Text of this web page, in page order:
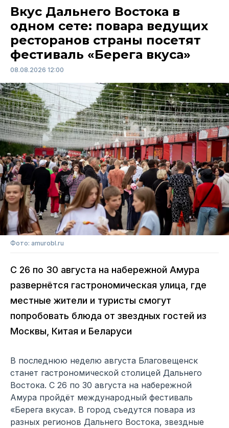
Вкус Дальнего Востока в
одном сете: повара ведущих
ресторанов страны посетят
фестиваль «Берега вкуса»
08.08.2026 12:00
Фото: amurobl.ru
С 26 по 30 августа на набережной Амура
развернётся гастрономическая улица, где
местные жители и туристы смогут
попробовать блюда от звездных гостей из
Москвы, Китая и Беларуси
В последнюю неделю августа Благовещенск
станет гастрономической столицей Дальнего
Востока. С 26 по 30 августа на набережной
Амура пройдёт международный фестиваль
«Берега вкуса». В город съедутся повара из
разных регионов Дальнего Востока, звездные